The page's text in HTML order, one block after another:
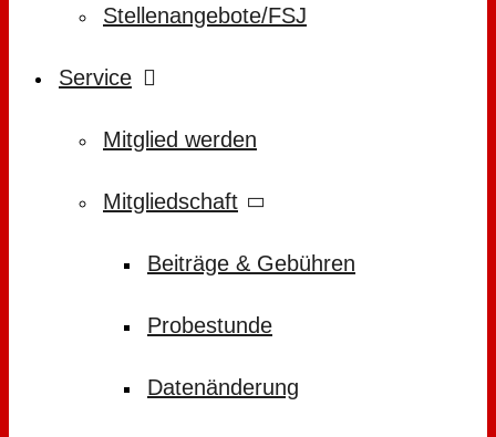
Stellenangebote/FSJ
Service
Mitglied werden
Mitgliedschaft
Beiträge & Gebühren
Probestunde
Datenänderung